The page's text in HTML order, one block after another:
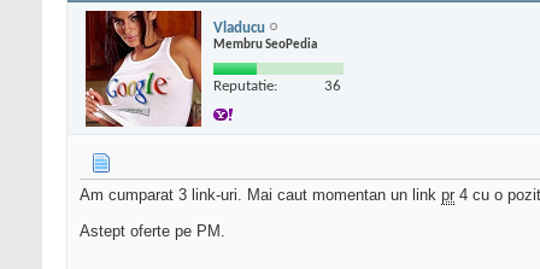
Vladucu
Membru SeoPedia
Reputatie: 36
Am cumparat 3 link-uri. Mai caut momentan un link pr 4 cu o
Astept oferte pe PM.